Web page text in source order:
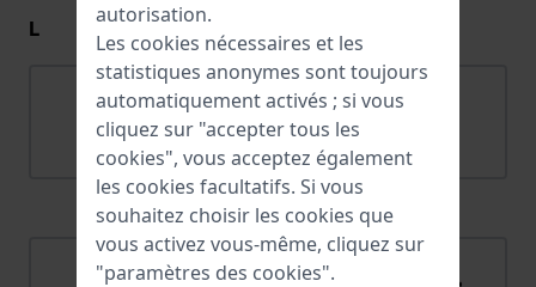
L
Lacoste
autorisation.
Les cookies nécessaires et les
statistiques anonymes sont toujours
automatiquement activés ; si vous
cliquez sur "accepter tous les
cookies", vous acceptez également
les cookies facultatifs. Si vous
souhaitez choisir les cookies que
vous activez vous-même, cliquez sur
"paramètres des cookies".